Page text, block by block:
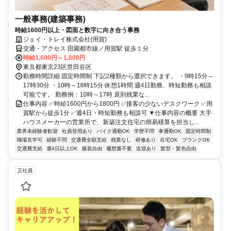
一般事務(建築事務)
時給1600円以上・図面と数字に向き合う事務
ジェイ・トレイ株式会社(用賀)
交通・アクセス 田園都市線／用賀駅 徒歩１分
時給1,600円～1,800円
東京都東京23区世田谷区
勤務時間詳細 固定時間制 下記2種類から選択できます。 ・9時15分～
17時30分 ・10時～18時15分 休憩1時間 週4日勤務、時短勤務も相談
可能です。 勤務例：10時～17時 原則残業な...
仕事内容 ✅時給1600円から1800円 ✅接客の少ないデスクワーク ✅用
賀駅から徒歩1分 ✅週4日・時短勤務も相談可 ▼仕事内容の概要 大手
ハウスメーカーの営業所で、新築注文住宅の簡易積算を担当し...
業界未経験者歓迎 社員登用あり バイク通勤OK 学歴不問 車通勤OK
固定時間制
職場見学可
経験不問 交通費全額支給 残業なし 研修あり 在宅OK
ブランクOK
交通費支給
週4日以上OK 服装自由 履歴書不要 送迎あり 髪型・髪色自由
正社員